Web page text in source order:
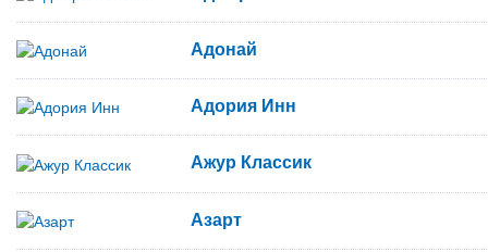
Адонай
Адория Инн
Ажур Классик
Азарт